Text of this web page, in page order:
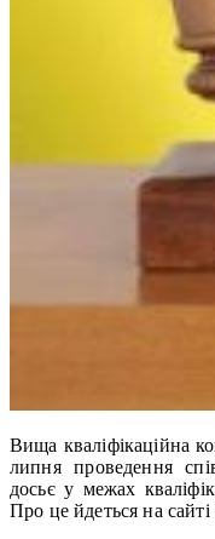
Вища кваліфікаційна
липня проведення
досьє у межах
Про це йдеться на